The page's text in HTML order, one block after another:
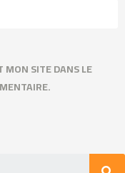
MON SITE DANS LE